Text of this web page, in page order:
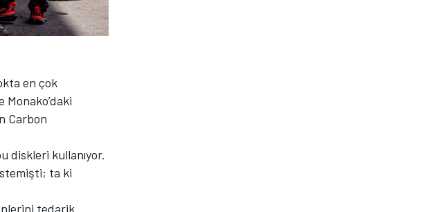
en çok
Carbon
diskleri kullanıyor.
ta ki
tedarik